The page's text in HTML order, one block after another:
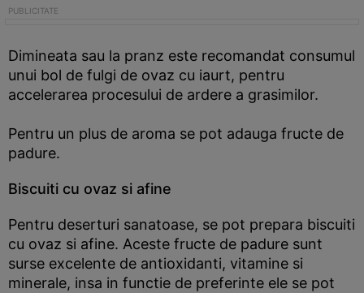
Dimineata sau la pranz este recomandat consumul
unui bol de fulgi de ovaz cu iaurt, pentru
accelerarea procesului de ardere a grasimilor.
Pentru un plus de aroma se pot adauga fructe de
padure.
Biscuiti cu ovaz si afine
Pentru deserturi sanatoase, se pot prepara biscuiti
cu ovaz si afine. Aceste fructe de padure sunt
surse excelente de antioxidanti, vitamine si
minerale, insa in functie de preferinte ele se pot